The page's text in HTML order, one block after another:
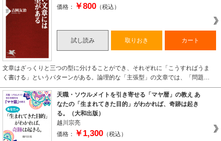
価格：
￥800 （税込）
試し読み 取りおき カート
文章はざっくりと三つの型に分けることができ、それぞれに「こうすればうま
く書ける」というパターンがある。論理的な「主張型」の文章では、「問題…
天職・ソウルメイトを引き寄せる「マヤ暦」の教え あ
なたの「生まれてきた目的」がわかれば、奇跡は起き
る。（大和出版）
越川宗亮
価格：
￥1,300 （税込）